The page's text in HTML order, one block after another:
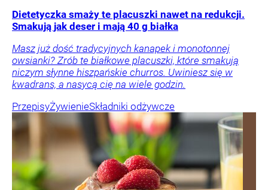
Dietetyczka smaży te placuszki nawet na redukcji.
Smakują jak deser i mają 40 g białka
Masz już dość tradycyjnych kanapek i monotonnej
owsianki? Zrób te białkowe placuszki, które smakują
niczym słynne hiszpańskie churros. Uwiniesz się w
kwadrans, a nasycą cię na wiele godzin.
PrzepisyŻywienieSkładniki odżywcze